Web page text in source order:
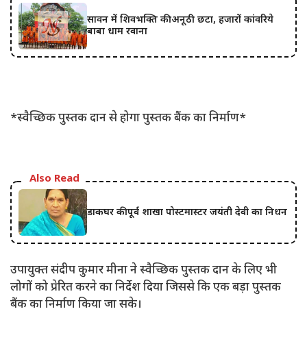
सावन में शिवभक्ति की अनूठी छटा, हजारों कांवरिये
बाबा धाम रवाना
*स्वैच्छिक पुस्तक दान से होगा पुस्तक बैंक का निर्माण*
Also Read
डाकघर की पूर्व शाखा पोस्टमास्टर जयंती देवी का निधन
उपायुक्त संदीप कुमार मीना ने स्वैच्छिक पुस्तक दान के लिए भी
लोगों को प्रेरित करने का निर्देश दिया जिससे कि एक बड़ा पुस्तक
बैंक का निर्माण किया जा सके।